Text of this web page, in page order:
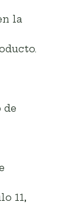
la
de
11,